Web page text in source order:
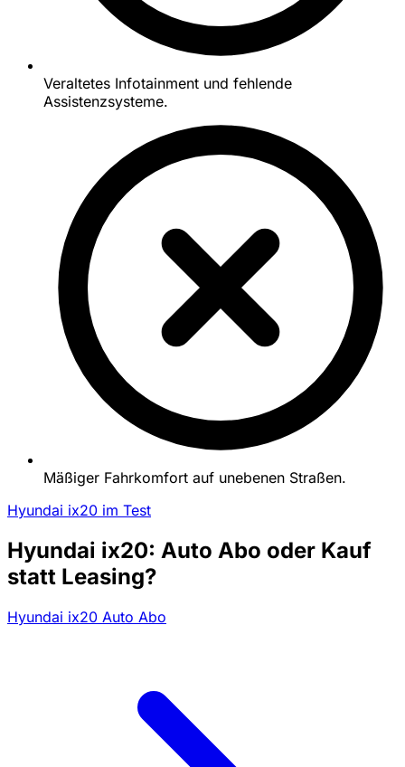
Veraltetes Infotainment und fehlende
Assistenzsysteme.
Mäßiger Fahrkomfort auf unebenen Straßen.
Hyundai ix20 im Test
Hyundai ix20: Auto Abo oder Kauf
statt Leasing?
Hyundai ix20 Auto Abo